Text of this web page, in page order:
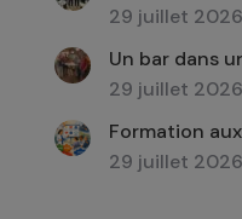
29 juillet 2026
Un bar dans
29 juillet 2026
Formation
29 juillet 2026